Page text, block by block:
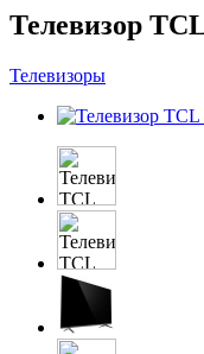
Телевизор
Телевизоры